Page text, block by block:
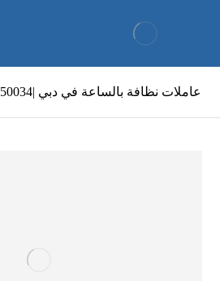
عاملات نظافة بالساعة في دبي |0568950034| خادمات بالساعة